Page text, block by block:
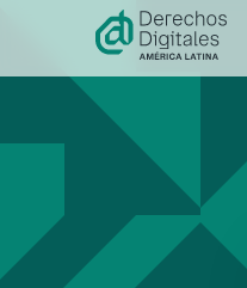
contenido